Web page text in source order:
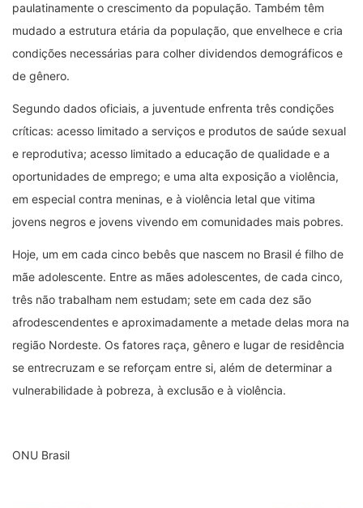
paulatinamente o crescimento da população. Também têm
mudado a estrutura etária da população, que envelhece e cria
condições necessárias para colher dividendos demográficos e
de gênero.
Segundo dados oficiais, a juventude enfrenta três condições
críticas: acesso limitado a serviços e produtos de saúde sexual
e reprodutiva; acesso limitado a educação de qualidade e a
oportunidades de emprego; e uma alta exposição a violência,
em especial contra meninas, e à violência letal que vitima
jovens negros e jovens vivendo em comunidades mais pobres.
Hoje, um em cada cinco bebês que nascem no Brasil é filho de
mãe adolescente. Entre as mães adolescentes, de cada cinco,
três não trabalham nem estudam; sete em cada dez são
afrodescendentes e aproximadamente a metade delas mora na
região Nordeste. Os fatores raça, gênero e lugar de residência
se entrecruzam e se reforçam entre si, além de determinar a
vulnerabilidade à pobreza, à exclusão e à violência.
ONU Brasil